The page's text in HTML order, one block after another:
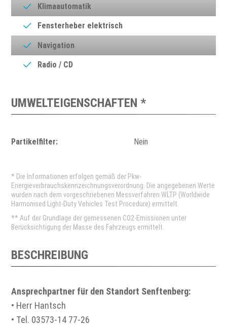
Klimaautomatik
Fensterheber elektrisch
Navigation
Radio / CD
UMWELTEIGENSCHAFTEN *
Partikelfilter: Nein
* Die Informationen erfolgen gemäß der Pkw-
Energieverbrauchskennzeichnungsverordnung. Die angegebenen Werte
wurden nach dem vorgeschriebenen Messverfahren WLTP (Worldwide
Harmonised Light-Duty Vehicles Test Procedure) ermittelt.
** Auf der Grundlage der gemessenen CO2-Emissionen unter
Berücksichtigung der Masse des Fahrzeugs ermittelt.
BESCHREIBUNG
Ansprechpartner für den Standort Senftenberg:
• Herr Hantsch
• Tel. 03573-14 77-26